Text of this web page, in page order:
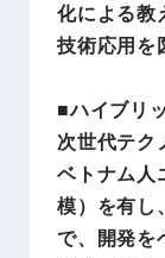
化による教
技術応用を
■ハイブリ
次世代テク
ベトナム人
模）を有し
で、開発を